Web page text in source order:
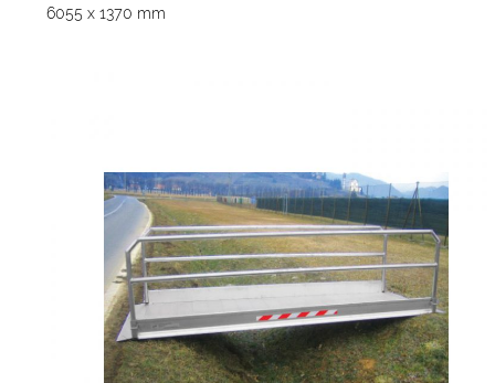
Rampe di carico
Sollevatori
Ponteggi
6055 x 1370 mm